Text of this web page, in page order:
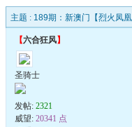
主题 : 189期：新澳门【烈火凤
【六合狂风】
圣骑士
发帖: 2321
威望: 20341 点